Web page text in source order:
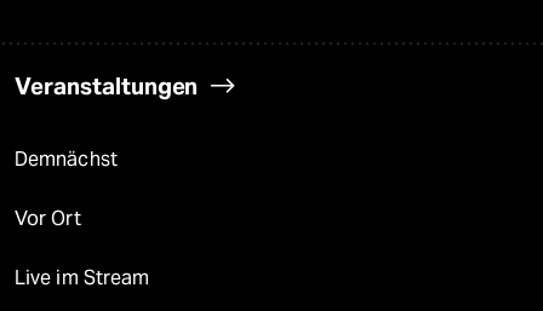
Veranstaltungen
Demnächst
Vor Ort
Live im Stream